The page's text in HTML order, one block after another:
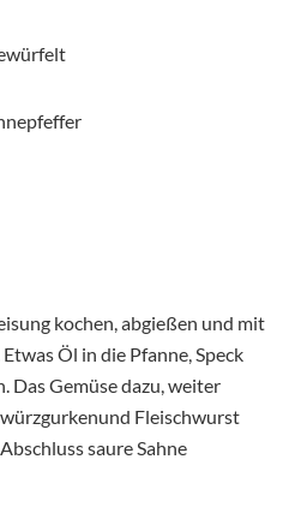
kochen, abgießen und mit
Öl in die Pfanne, Speck
Das Gemüse dazu, weiter
Fleischwurst
saure Sahne